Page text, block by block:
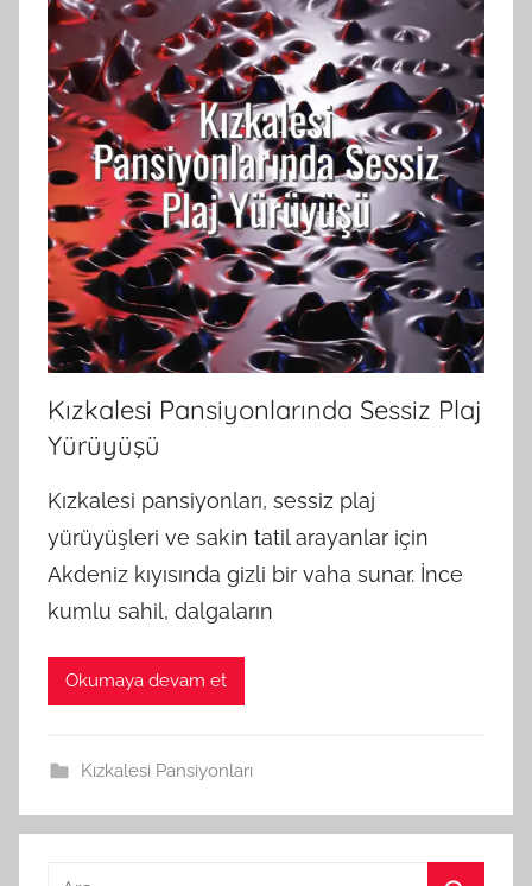
Kızkalesi Pansiyonlarında Sessiz Plaj
Yürüyüşü
Kızkalesi pansiyonları, sessiz plaj
yürüyüşleri ve sakin tatil arayanlar için
Akdeniz kıyısında gizli bir vaha sunar. İnce
kumlu sahil, dalgaların
Okumaya devam et
Kızkalesi Pansiyonları